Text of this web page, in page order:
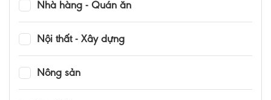
Nhà hàng - Quán ăn
Nội thất - Xây dựng
Nông sản